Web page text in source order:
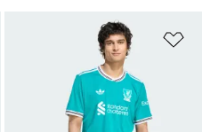
a la lista de deseos